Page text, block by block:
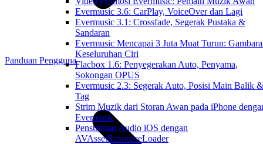
Evermusic 3.6: CarPlay, VoiceOver dan Lagi
Evermusic 3.1: Crossfade, Segerak Pustaka &
Sandaran
Evermusic Mencapai 3 Juta Muat Turun:
Keseluruhan Ciri
Flacbox 1.6: Penyegerakan Auto, Penyama,
Sokongan OPUS
Evermusic 2.3: Segerak Auto, Posisi Main Balik &
Tag
Strim Muzik dari Storan Awan pada iPhone
Evermusic
Penstriman Audio iOS dengan
AVAssetResourceLoader
Panduan Pengguna